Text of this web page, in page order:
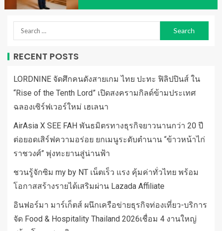
RECENT POSTS
LORDNINE จัดศึกคนดังสายเกม ไทย ปะทะ ฟิลิปปินส์ ใน
“Rise of the Tenth Lord” เปิดสงครามกิลด์ข้ามประเทศ
ฉลองเซิร์ฟเวอร์ใหม่ เฮเลนา
AirAsia X SEE FAH พันธมิตรทางธุรกิจยาวนานกว่า 20 ปี
ต่อยอดเสิร์ฟความอร่อย ยกเมนูระดับตำนาน “ข้าวหน้าไก่
ราชวงศ์” พุ่งทะยานสู่น่านฟ้า
ชวนรู้จักซิม my by NT เน็ตเร็ว แรง คุ้มค่าทั่วไทย พร้อม
โอกาสสร้างรายได้เสริมผ่าน Lazada Affiliate
อินฟอร์มา มาร์เก็ตส์ ผนึกเครือข่ายธุรกิจท่องเที่ยว-บริการ
จัด Food & Hospitality Thailand 2026เชื่อม 4 งานใหญ่